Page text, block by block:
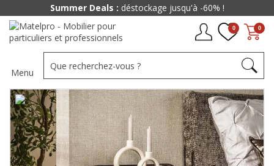
0
0
Menu
Summer Deals : déstockage jusqu'à -60% !